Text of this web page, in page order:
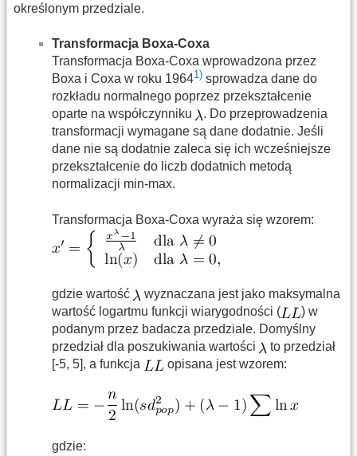
określonym przedziale.
Transformacja Boxa-Coxa
Transformacja Boxa-Coxa wprowadzona przez
Boxa i Coxa w roku 19641) sprowadza dane do
rozkładu normalnego poprzez przekształcenie
oparte na współczynniku
. Do przeprowadzenia
transformacji wymagane są dane dodatnie. Jeśli
dane nie są dodatnie zaleca się ich wcześniejsze
przekształcenie do liczb dodatnich metodą
normalizacji min-max.
Transformacja Boxa-Coxa wyraża się wzorem:
gdzie wartość
wyznaczana jest jako maksymalna
wartość logartmu funkcji wiarygodności (
) w
podanym przez badacza przedziale. Domyślny
przedział dla poszukiwania wartości
to przedział
[-5, 5], a funkcja
opisana jest wzorem:
gdzie: